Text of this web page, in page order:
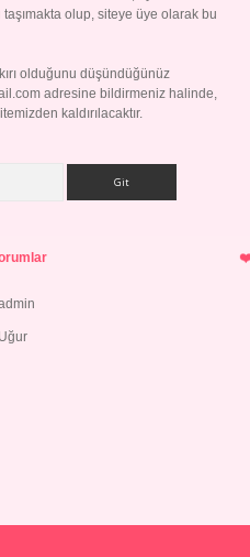
olup, siteye üye olarak bu
olduğunu düşündüğünüz
adresine bildirmeniz halinde,
kaldırılacaktır.
Uğur